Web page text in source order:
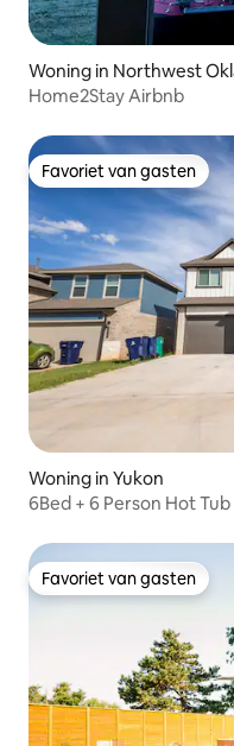
Woning in Northwest
Home2Stay Airbnb
Favoriet van gasten
Favoriet van gasten
Woning in Yukon
6Bed + 6 Person Hot
Favoriet van gasten
Favoriet van gasten